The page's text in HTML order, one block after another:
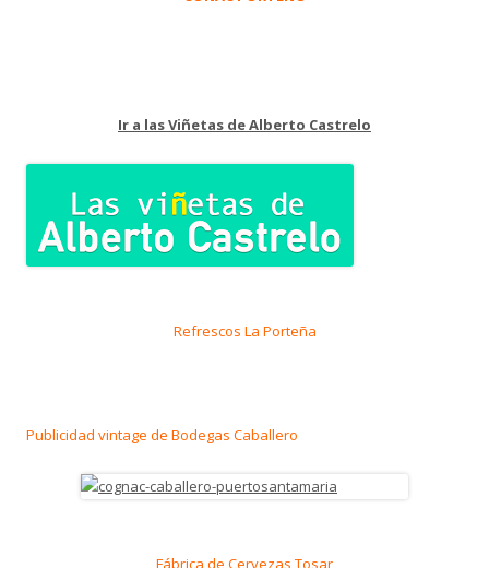
Ir a las Viñetas de Alberto Castrelo
Refrescos La Porteña
Publicidad vintage de Bodegas Caballero
Fábrica de Cervezas Tosar